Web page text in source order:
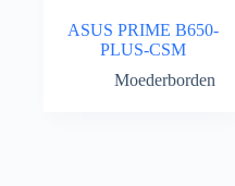
ASUS PRIME B650-
PLUS-CSM
Moederborden